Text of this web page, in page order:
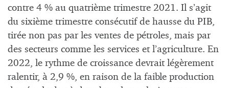
contre 4 % au quatrième trimestre 2021. Il s’agit
du sixième trimestre consécutif de hausse du PIB,
tirée non pas par les ventes de pétroles, mais par
des secteurs comme les services et l’agriculture. En
2022, le rythme de croissance devrait légèrement
ralentir, à 2,9 %, en raison de la faible production